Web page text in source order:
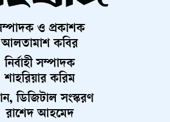
ও প্রকাশক
আলতামাশ কবির
নির্বাহী সম্পাদক
শাহরিয়ার করিম
ডিজিটাল সংস্করণ
রাশেদ আহমেদ